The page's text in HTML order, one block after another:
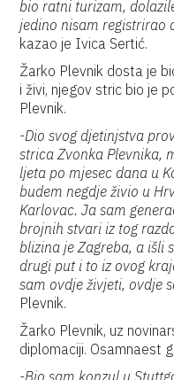
bio ratni turizam,
jedino nisam registrirao
kazao je Ivica Sertić.
Žarko Plevnik dosta je
i živi, njegov stric bio je
Plevnik.
-Dio svog djetinjstva
strica Zvonka Plevnika,
ljeta po mjesec dana u
budem negdje živio u
Karlovac. Ja sam
brojnih stvari iz tog
blizina je Zagreba, a išli
drugi put i to iz ovog
sam ovdje živjeti, ovdje
Plevnik.
Žarko Plevnik, uz
diplomaciji. Osamnaest
-Bio sam konzul u